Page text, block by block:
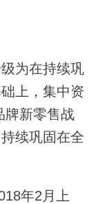
为在持续巩
上，集中资
牌新零售战
续巩固在全
年2月上